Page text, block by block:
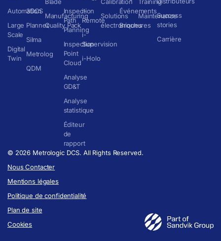
Automation
Large
Scale
Digital
Twin
3DCS
Planner
Silma
Metrolog
QDM
Manufacturing
Quality Pack
Inspection
Path
Planning
Inspection
Point
Cloud
Analyse
GD&T
Analyse
statistique
Éditeur
de
rapport
i-
Remote
i-
Supervision
i-Holo
Solutions
électroniques
Événements
Brochures
Maintenance
Success
stories
Carrière
© 2026 Metrologic DCS. All Rights Reserved.
Nous Contacter
Mentions légales
Politique de confidentialité
Plan de site
Cookies